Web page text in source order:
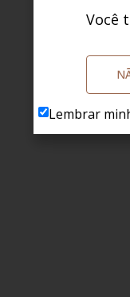
Você
Lembrar